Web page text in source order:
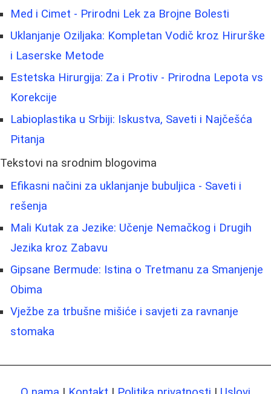
Med i Cimet - Prirodni Lek za Brojne Bolesti
Uklanjanje Oziljaka: Kompletan Vodič kroz Hirurške
i Laserske Metode
Estetska Hirurgija: Za i Protiv - Prirodna Lepota vs
Korekcije
Labioplastika u Srbiji: Iskustva, Saveti i Najčešća
Pitanja
Tekstovi na srodnim blogovima
Efikasni načini za uklanjanje bubuljica - Saveti i
rešenja
Mali Kutak za Jezike: Učenje Nemačkog i Drugih
Jezika kroz Zabavu
Gipsane Bermude: Istina o Tretmanu za Smanjenje
Obima
Vježbe za trbušne mišiće i savjeti za ravnanje
stomaka